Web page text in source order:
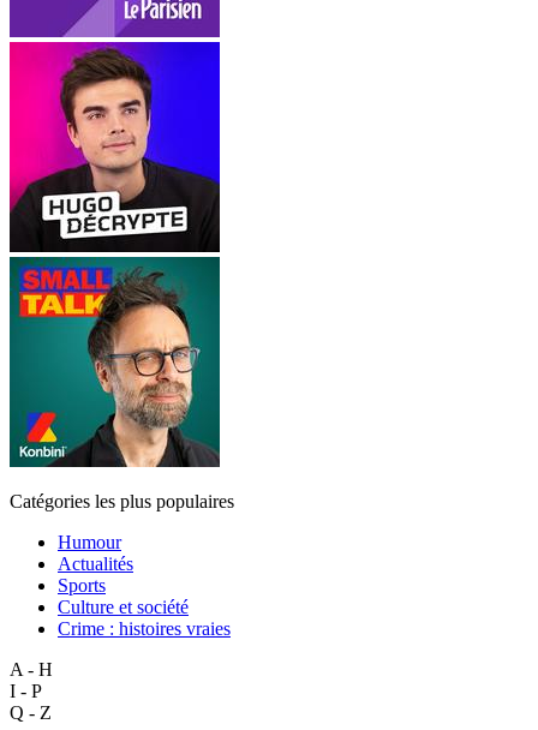
Catégories les plus populaires
Humour
Actualités
Sports
Culture et société
Crime : histoires vraies
A - H
I - P
Q - Z